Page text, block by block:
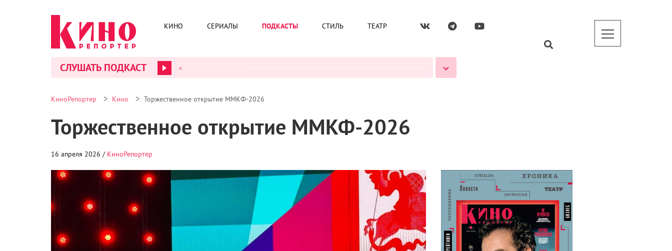
КИНО СЕРИАЛЫ ПОДКАСТЫ СТИЛЬ ТЕАТР
СЛУШАТЬ ПОДКАСТ
КиноРепортер > Кино > Торжественное открытие ММКФ-2026
Торжественное открытие ММКФ-2026
16 апреля 2026 / КиноРепортер